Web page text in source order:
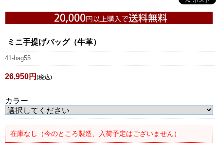
ミニ手提げバッグ（牛革）
41-bag55
26,950円 (税込)
カラー
在庫なし（今のところ製造、入荷予定はございません）